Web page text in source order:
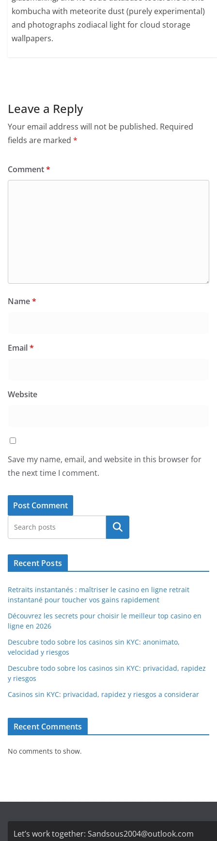
kombucha with meteorite dust (purely experimental)
and photographs zodiacal light for cloud storage
wallpapers.
Leave a Reply
Your email address will not be published. Required
fields are marked *
Comment*
Name*
Email*
Website
Save my name, email, and website in this browser for
the next time I comment.
Search
Recent Posts
Retraits instantanés : maîtriser le casino en ligne retrait
instantané pour toucher vos gains rapidement
Découvrez les secrets pour choisir le meilleur top casino en
ligne en 2026
Descubre todo sobre los casinos sin KYC: anonimato,
velocidad y riesgos
Descubre todo sobre los casinos sin KYC: privacidad, rapidez
y riesgos
Casinos sin KYC: privacidad, rapidez y riesgos a considerar
Recent Comments
No comments to show.
Let’s work together: Sandsous2004@outlook.com